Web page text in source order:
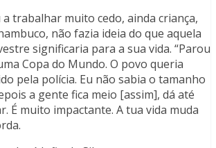
a trabalhar muito cedo, ainda criança,
não fazia ideia do que aquela
significaria para a sua vida. “Parou
Copa do Mundo. O povo queria
pela polícia. Eu não sabia o tamanho
a gente fica meio [assim], dá até
É muito impactante. A tua vida muda